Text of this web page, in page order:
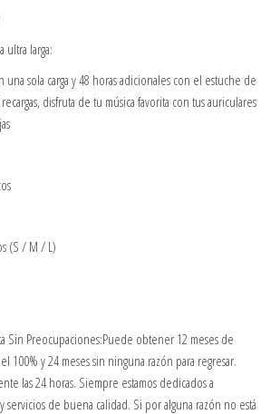
ultra larga:
una sola carga y 48 horas adicionales con el estuche de
disfruta de tu música favorita con tus auriculares
(S / M / L)
Sin Preocupaciones:Puede obtener 12 meses de
100% y 24 meses sin ninguna razón para regresar.
las 24 horas. Siempre estamos dedicados a
de buena calidad. Si por alguna razón no está